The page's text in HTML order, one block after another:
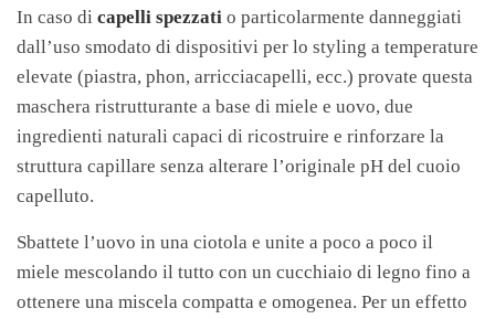
In caso di capelli spezzati o particolarmente danneggiati
dall’uso smodato di dispositivi per lo styling a temperature
elevate (piastra, phon, arricciacapelli, ecc.) provate questa
maschera ristrutturante a base di miele e uovo, due
ingredienti naturali capaci di ricostruire e rinforzare la
struttura capillare senza alterare l’originale pH del cuoio
capelluto.
Sbattete l’uovo in una ciotola e unite a poco a poco il
miele mescolando il tutto con un cucchiaio di legno fino a
ottenere una miscela compatta e omogenea. Per un effetto